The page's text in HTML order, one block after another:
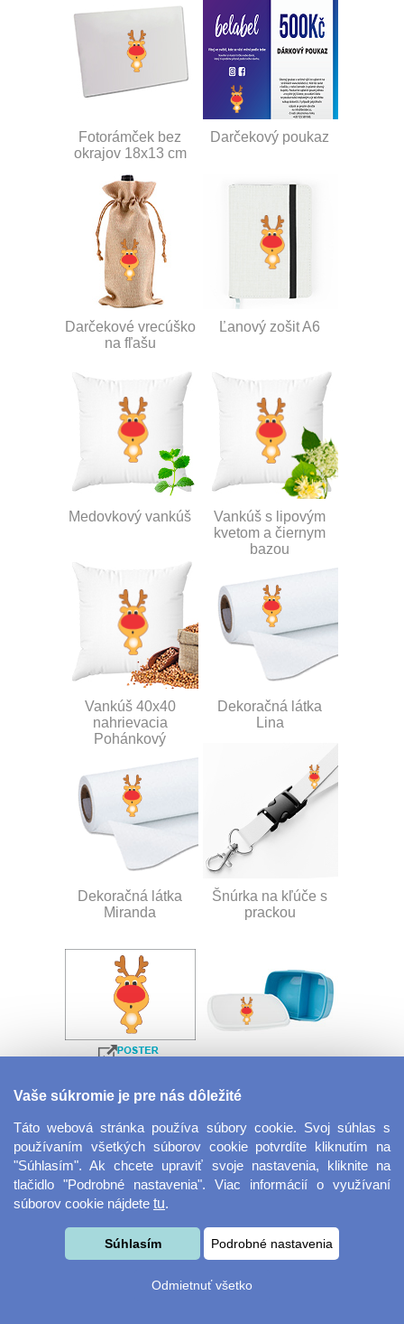
Fotorámček bez
okrajov 18x13 cm
Darčekový poukaz
Darčekové vrecúško
na fľašu
Ľanový zošit A6
Medovkový vankúš
Vankúš s lipovým
kvetom a čiernym
bazou
Vankúš 40x40
nahrievacia
Pohánkový
Dekoračná látka
Lina
Dekoračná látka
Miranda
Šnúrka na kľúče s
prackou
Velkoformátová
fotografie
Desiatový box
Vaše súkromie je pre nás dôležité
Táto webová stránka používa súbory cookie. Svoj súhlas s
používaním všetkých súborov cookie potvrdíte kliknutím na
"Súhlasím". Ak chcete upraviť svoje nastavenia, kliknite na
tlačidlo "Podrobné nastavenia". Viac informácií o využívaní
súborov cookie nájdete tu.
Súhlasím Podrobné nastavenia
Odmietnuť všetko